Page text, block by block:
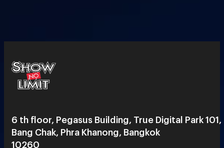
6 th floor, Pegasus Building, True Digital Park 101,
Bang Chak, Phra Khanong, Bangkok
10260